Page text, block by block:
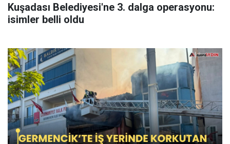
Kuşadası Belediyesi'ne 3. dalga operasyonu:
isimler belli oldu